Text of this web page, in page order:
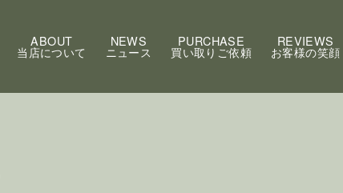
ABOUT
当店について
NEWS
ニュース
PURCHASE
買い取りご依頼
REVIEWS
お客様の笑顔